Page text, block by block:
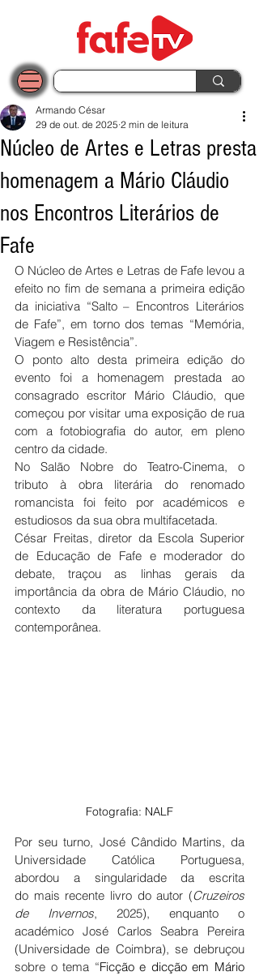
Núcleo de Artes e Letras presta
homenagem a Mário Cláudio
nos Encontros Literários de
Fafe
Armando César
29 de out. de 2025 2 min de leitura
O Núcleo de Artes e Letras de Fafe levou a
efeito no fim de semana a primeira edição
da iniciativa “Salto – Encontros Literários
de Fafe”, em torno dos temas “Memória,
Viagem e Resistência”.
O ponto alto desta primeira edição do
evento foi a homenagem prestada ao
consagrado escritor Mário Cláudio, que
começou por visitar uma exposição de rua
com a fotobiografia do autor, em pleno
centro da cidade.
No Salão Nobre do Teatro-Cinema, o
tributo à obra literária do renomado
romancista foi feito por académicos e
estudiosos da sua obra multifacetada.
César Freitas, diretor da Escola Superior
de Educação de Fafe e moderador do
debate, traçou as linhas gerais da
importância da obra de Mário Cláudio, no
contexto da literatura portuguesa
contemporânea.
Fotografia: NALF
Por seu turno, José Cândido Martins, da
Universidade Católica Portuguesa,
abordou a singularidade da escrita
do mais recente livro do autor (Cruzeiros
de Invernos, 2025), enquanto o
académico José Carlos Seabra Pereira
(Universidade de Coimbra), se debruçou
sobre o tema “Ficção e dicção em Mário